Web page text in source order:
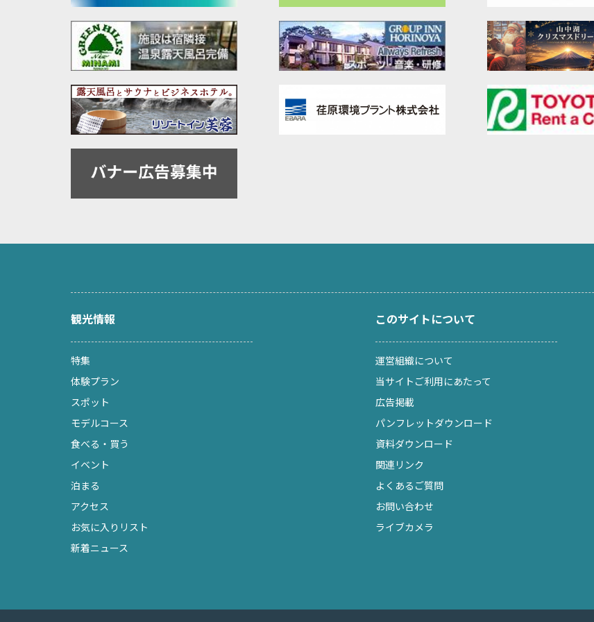
観光情報
特集
体験プラン
スポット
モデルコース
食べる・買う
イベント
泊まる
アクセス
お気に入りリスト
新着ニュース
このサイトについて
運営組織について
当サイトご利用にあたって
広告掲載
パンフレットダウンロード
資料ダウンロード
関連リンク
よくあるご質問
お問い合わせ
ライブカメラ